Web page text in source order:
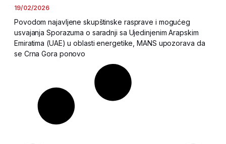
19/02/2026
Povodom najavljene skupštinske rasprave i mogućeg
usvajanja Sporazuma o saradnji sa Ujedinjenim Arapskim
Emiratima (UAE) u oblasti energetike, MANS upozorava da
se Crna Gora ponovo